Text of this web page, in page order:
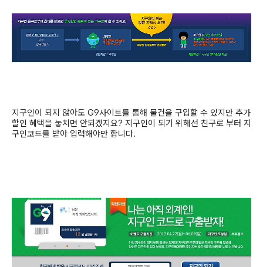
지구인이 되지 않아도 G9사이트를 통해 물건을 구입할 수 있지만 추가
할인 혜택을 놓치면 안되겠지요? 지구인이 되기 위해선 친구로 부터 지
구인코드를 받아 입력해야만 합니다.